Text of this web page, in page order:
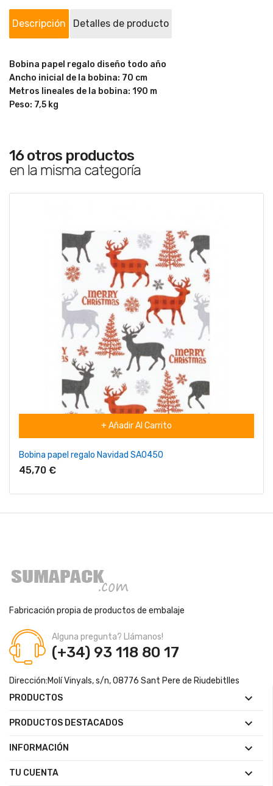
Descripción Detalles de producto
Bobina papel regalo diseño todo año
Ancho inicial de la bobina: 70 cm
Metros lineales de la bobina: 190 m
Peso: 7,5 kg
16 otros productos
en la misma categoría
+ Añadir Al Carrito
Bobina papel regalo Navidad SA0450
45,70 €
Fabricación propia de productos de embalaje
Alguna pregunta? Llámanos!
(+34) 93 118 80 17
Dirección:Molí Vinyals, s/n, 08776 Sant Pere de Riudebitlles
PRODUCTOS

PRODUCTOS DESTACADOS 
INFORMACIÓN 
TU CUENTA 